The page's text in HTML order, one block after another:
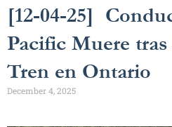
[12-04-25]
Pacific Muere
Tren en Ontario
December 4, 2025